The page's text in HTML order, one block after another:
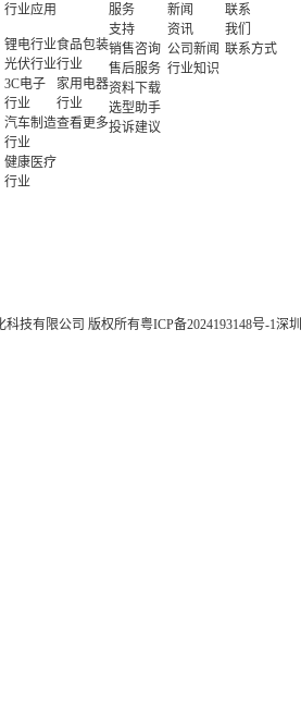
行业应用
锂电行业
光伏行业
3C电子
行业
汽车制造
行业
健康医疗
行业
食品包装
行业
家用电器
行业
查看更多
服务
支持
销售咨询
售后服务
资料下载
选型助手
投诉建议
新闻
资讯
公司新闻
行业知识
联系
我们
联系方式
科技有限公司 版权所有粤ICP备2024193148号-1深